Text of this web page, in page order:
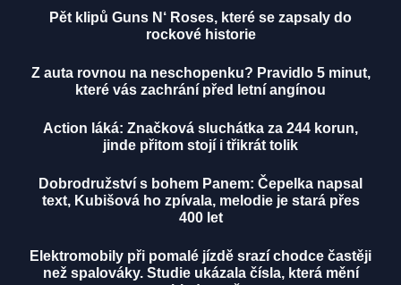
Pět klipů Guns N‘ Roses, které se zapsaly do
rockové historie
Z auta rovnou na neschopenku? Pravidlo 5 minut,
které vás zachrání před letní angínou
Action láká: Značková sluchátka za 244 korun,
jinde přitom stojí i třikrát tolik
Dobrodružství s bohem Panem: Čepelka napsal
text, Kubišová ho zpívala, melodie je stará přes
400 let
Elektromobily při pomalé jízdě srazí chodce častěji
než spalováky. Studie ukázala čísla, která mění